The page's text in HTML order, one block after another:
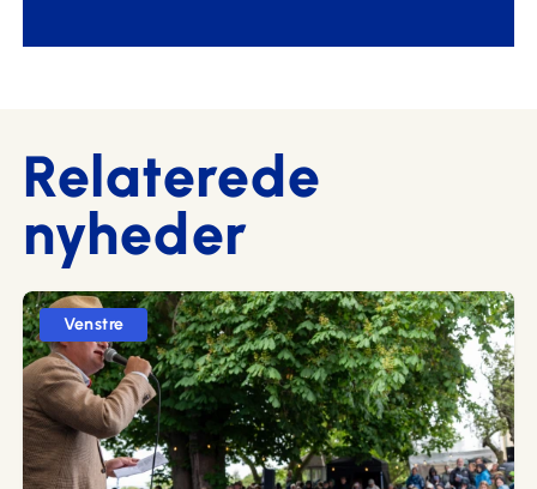
Relaterede
nyheder
Venstre